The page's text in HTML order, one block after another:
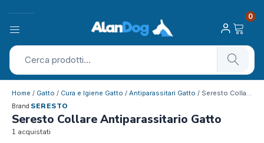
0
Home / Gatto / Cura e Igiene Gatto / Antiparassitari Gatto / Seresto Collare Antiparassitario Gatto
Brand SERESTO
Seresto Collare Antiparassitario Gatto
1 acquistati